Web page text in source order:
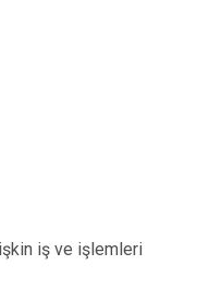
iş ve işlemleri